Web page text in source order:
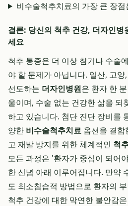
비수술척추치료의 가장 큰 장
결론: 당신의 척추 건강, 더자인병
세요
척추 통증은 더 이상 참거나 수술
야 할 문제가 아닙니다. 일산, 고
선도하는 더자인병원은 환자 한
울이며, 수술 없는 건강한 삶을 되
하고 있습니다. 첨단 진단 장비를
양한 비수술척추치료 옵션을 결합
고 재발 방지를 위한 체계적인 척
모든 과정은 '환자가 중심이 되어
한 신념 아래 이루어집니다. 만약
도 최소침습적 방법으로 환자의
척추 건강에 대한 막연한 불안감